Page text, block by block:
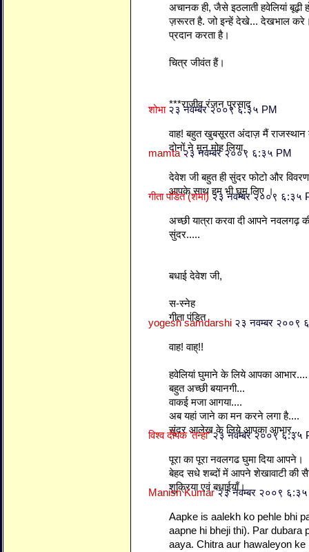
अचानक ही, जैसे इठलाती हवेलियां बूढ़ी
ज़रूरत है. जो इन्हें देखे... देखभाल
प्रदान करता है।
चित्र जीवंत हैं।
***राजीव रंजन प्रसाद
शोभा २३ नवम्बर २००९ ६:३५ PM
वाह! बहुत खुबसूरत अंदाज़ मैं
दोनों ने मून मोह लिया.
mamta २३ नवम्बर २००९ ६:३५ PM
देवेश जी बहुत ही सुंदर फोटो और
आपके साथ हम भी घूम लिए ।
गीता पंडित (शमा) २३ नवम्बर २००९ ६:३५
अच्छी यात्रा करवा दी आपने नवलगढ़
सुंदर.....
बधाई देवेश जी,
स-स्नेह
गीता पंडित
yogesh samdarshi २३ नवम्बर २००९
वाह! वाह्!!
हवेलियां घुमाने के लिये आपका आभार....
बहुत अच्छी बयानगी...
वाकई मजा आगया....
अब यहां जाने का मन करने लगा है....
सुंदर आलेख के लिये आपका आभार...
विश्व दीपक ’तन्हा’ २३ नवम्बर २००९ ६:३५
पूरा का पूरा नवलगढ घुमा दिया आपने।
बेहद सधे शब्दों में आपने शेखावाटी की
शुक्रिया एवं बधाईयाँ।
Manish Kumar २३ नवम्बर २००९
Aapke is aalekh ko pehle bhi
aapne hi bheji thi). Par dubara
aaya. Chitra aur hawaleyon